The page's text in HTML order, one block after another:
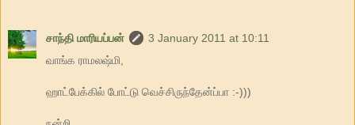
சாந்தி மாரியப்பன்
3 January 2011 at 10:11
வாங்க ராமலஷ்மி,
ஹாட்பேக்கில் போட்டு வெச்சிருந்தேன்ப்பா :-)))